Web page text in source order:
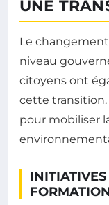
UNE
Le
niveau
citoyens ont
cette transition.
pour mobiliser
FORMATION